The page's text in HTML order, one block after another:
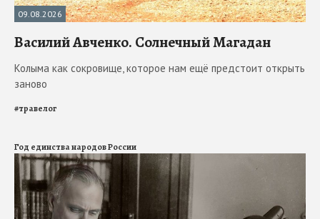
09.08.2026
Василий Авченко. Солнечный Магадан
Колыма как сокровище, которое нам ещё предстоит открыть
заново
#травелог
Год единства народов России